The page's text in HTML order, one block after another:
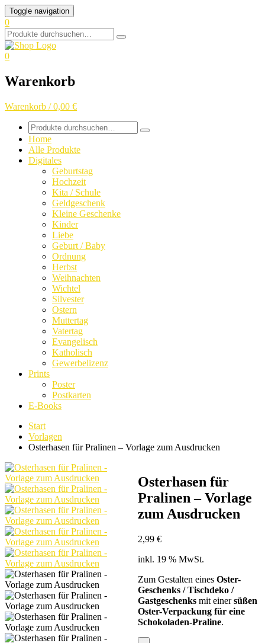
Skip
to
content
Toggle navigation
0
Search
for:
0
Warenkorb
Warenkorb / 0,00 €
Search
for:
Home
Alle Produkte
Digitales
Geburtstag
Hochzeit
Kita / Schule
Geldgeschenk
Kleine Geschenke
Kinder
Liebe
Geburt / Baby
Ordnung
Herbst
Weihnachten
Wichtel
Silvester
Ostern
Muttertag
Vatertag
Evangelisch
Katholisch
Gewerbelizenz
Prints
Poster
Postkarten
E-Books
Start
Vorlagen
Osterhasen für Pralinen – Vorlage zum Ausdrucken
Osterhasen für
Pralinen – Vorlage
zum Ausdrucken
2,99 €
inkl. 19 % MwSt.
Zum Gestalten eines Oster-
Geschenks / Tischdeko /
Gastgeschenksmit einersüßen
Oster-Verpackung für eine
Schokoladen-Praline.